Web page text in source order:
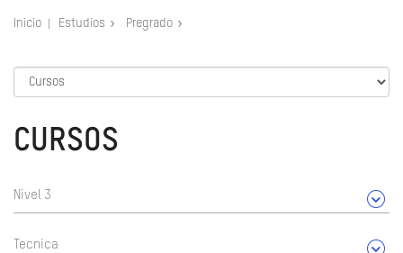
Inicio Estudios Pregrado
CURSOS
Nivel 3
Tecnica